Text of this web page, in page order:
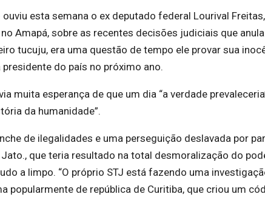
ouviu esta semana o ex deputado federal Lourival
Amapá, sobre as recentes decisões judiciais que
tucuju, era uma questão de tempo ele provar sua
do país no próximo ano.
muita esperança de que um dia “a verdade
da humanidade”.
de ilegalidades e uma perseguição deslavada por
que teria resultado na total desmoralização do
a limpo. “O próprio STJ está fazendo uma
popularmente de república de Curitiba, que criou um